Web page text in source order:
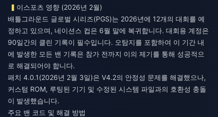
이스포츠 영향 (2026년 2월)
배틀그라운드 글로벌 시리즈(PGS)는 2026년에 12개의 대회를 예
정하고 있으며, 네이션스 컵은 6월 말에 복귀합니다. 대회용 계정은
90일간의 클린 기록이 필수입니다. 오탐지를 포함하여 이 기간 내
에 발생한 모든 밴 기록은 참가 전까지 이의 제기를 통해 성공적으
로 해결되어야 합니다.
패치 4.0.1(2026년 2월 3일)은 V4.2의 안정성 문제를 해결했으나,
커스텀 ROM, 루팅된 기기 및 수정된 시스템 파일과의 호환성 충돌
이 발생했습니다.
주요 밴 코드 및 해결 방법